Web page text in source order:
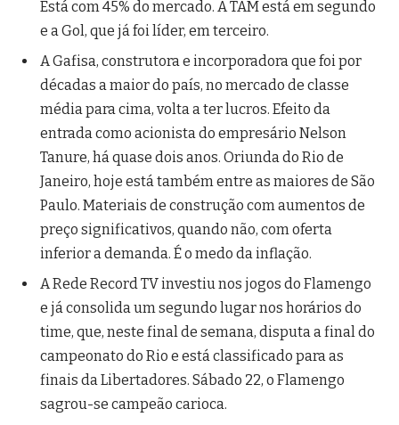
Está com 45% do mercado. A TAM está em segundo
e a Gol, que já foi líder, em terceiro.
A Gafisa, construtora e incorporadora que foi por
décadas a maior do país, no mercado de classe
média para cima, volta a ter lucros. Efeito da
entrada como acionista do empresário Nelson
Tanure, há quase dois anos. Oriunda do Rio de
Janeiro, hoje está também entre as maiores de São
Paulo. Materiais de construção com aumentos de
preço significativos, quando não, com oferta
inferior a demanda. É o medo da inflação.
A Rede Record TV investiu nos jogos do Flamengo
e já consolida um segundo lugar nos horários do
time, que, neste final de semana, disputa a final do
campeonato do Rio e está classificado para as
finais da Libertadores. Sábado 22, o Flamengo
sagrou-se campeão carioca.